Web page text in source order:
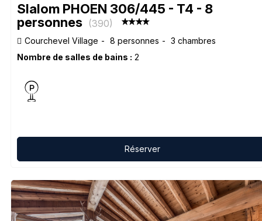
Slalom PHOEN 306/445 - T4 - 8
personnes (390)
Courchevel Village 8 personnes
3 chambres
Nombre de salles de bains : 2
Réserver